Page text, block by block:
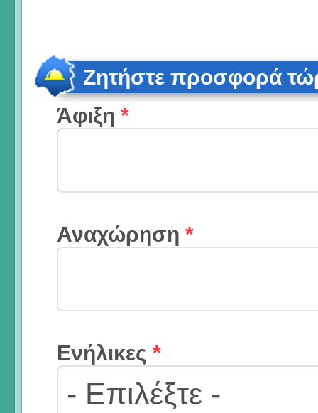
Ζητήστε προσφορά
Άφιξη *
Αναχώρηση *
Ενήλικες *